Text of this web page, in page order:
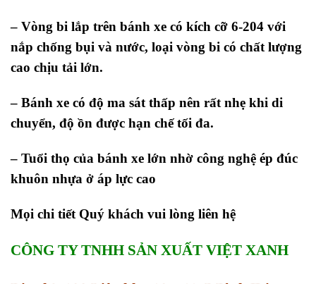
– Vòng bi lắp trên bánh xe có kích cỡ 6-204 với
nắp chống bụi và nước, loại vòng bi có chất lượng
cao chịu tải lớn.
– Bánh xe có độ ma sát thấp nên rất nhẹ khi di
chuyển, độ ồn được hạn chế tối đa.
– Tuổi thọ của bánh xe lớn nhờ công nghệ ép đúc
khuôn nhựa ở áp lực cao
Mọi chi tiết Quý khách vui lòng liên hệ
CÔNG TY TNHH SẢN XUẤT VIỆT XANH